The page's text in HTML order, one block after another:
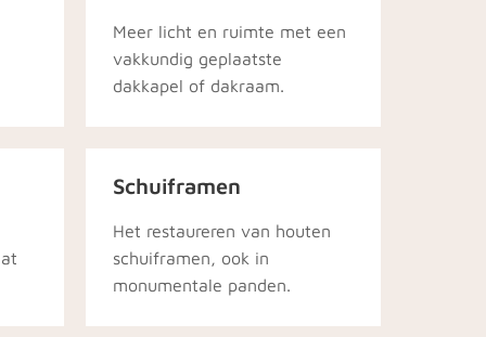
Meer licht en ruimte met een
vakkundig geplaatste
dakkapel of dakraam.
Schuiframen
Het restaureren van houten
schuiframen, ook in
monumentale panden.